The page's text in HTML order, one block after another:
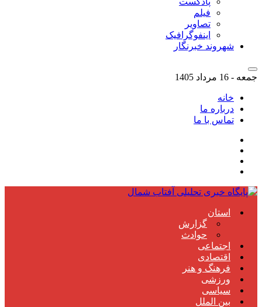
فیلم
تصاویر
اینفوگرافیک
شهروند خبرنگار
جمعه - 16 مرداد 1405
خانه
درباره ما
تماس با ما
استان
گزارش
حوادث
اجتماعی
اقتصادی
فرهنگ و هنر
ورزشی
سیاسی
بین الملل